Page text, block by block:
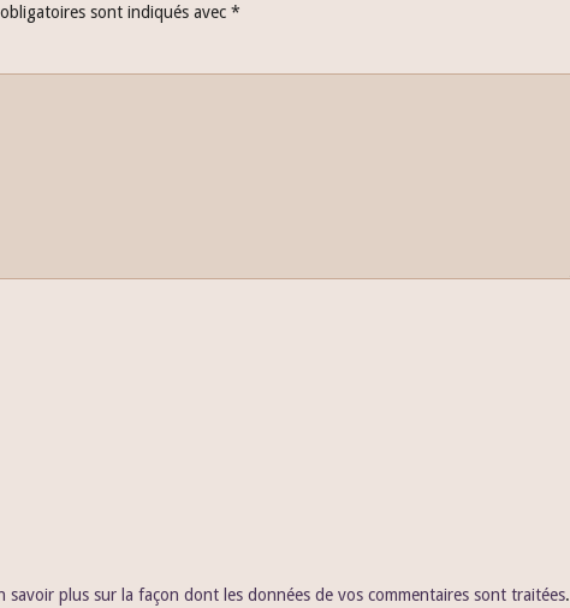
sont indiqués avec *
savoir plus sur la façon dont les données de vos commentaires sont traitées.